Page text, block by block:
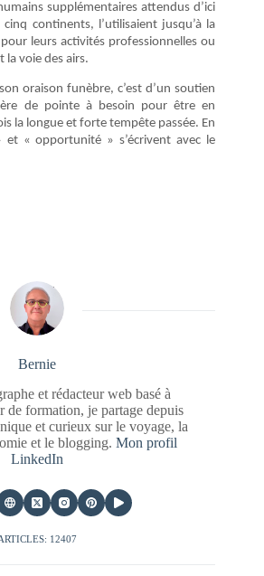
supplémentaires attendus d’ici
continents, l’utilisaient jusqu’à la
leurs activités professionnelles ou
voie des airs.
oraison funèbre, c’est d’un soutien
de pointe à besoin pour être en
la longue et forte tempête passée. En
et « opportunité » s’écrivent avec le
Bernie
et rédacteur web basé à
de formation, je partage depuis
et curieux sur le voyage, la
et le blogging. Mon profil
LinkedIn
12407